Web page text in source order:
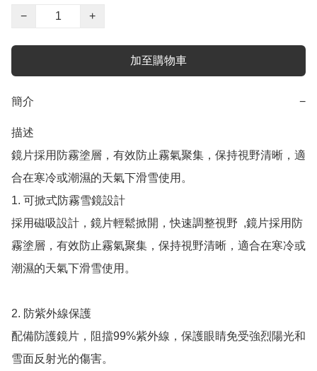
−
+
加至購物車
簡介 −
描述
鏡片採用防霧塗層，有效防止霧氣聚集，保持視野清晰，適
合在寒冷或潮濕的天氣下滑雪使用。
1. 可掀式防霧雪鏡設計
採用磁吸設計，鏡片輕鬆掀開，快速調整視野  ,鏡片採用防
霧塗層，有效防止霧氣聚集，保持視野清晰，適合在寒冷或
潮濕的天氣下滑雪使用。
2. 防紫外線保護
配備防護鏡片，阻擋99%紫外線，保護眼睛免受強烈陽光和
雪面反射光的傷害。